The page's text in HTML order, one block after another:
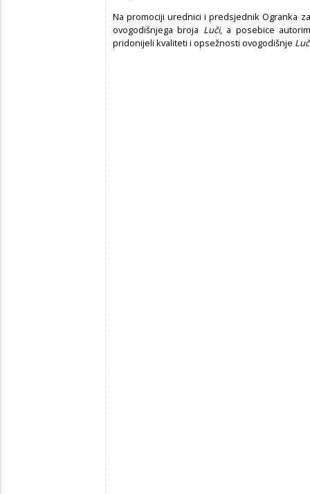
Na promociji urednici i predsjednik Ogranka
ovogodišnjega broja Luči, a posebice
pridonijeli kvaliteti i opsežnosti ovogodišnje